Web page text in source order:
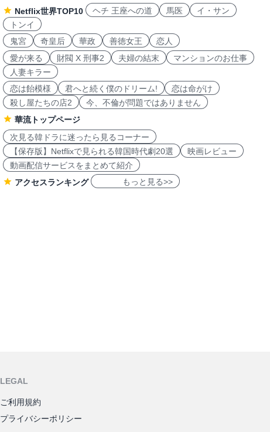
Netflix世界TOP10
ヘチ 王座への道 馬医
イ・サン
トンイ
鬼宮
奇皇后 華政 善徳女王
恋人
愛が来る
財閥 X 刑事2 夫婦の結末
マンションのお仕事
人妻キラー
恋は飴模様
君へと続く僕のドリーム!
恋は命がけ
殺し屋たちの店2
今、不倫が問題ではありません
華流トップページ
次見る韓ドラに迷ったら見るコーナー
【保存版】Netflixで見られる韓国時代劇20選
映画レビュー
動画配信サービスをまとめて紹介
アクセスランキング
もっと見る>>
LEGAL
ご利用規約
プライバシーポリシー